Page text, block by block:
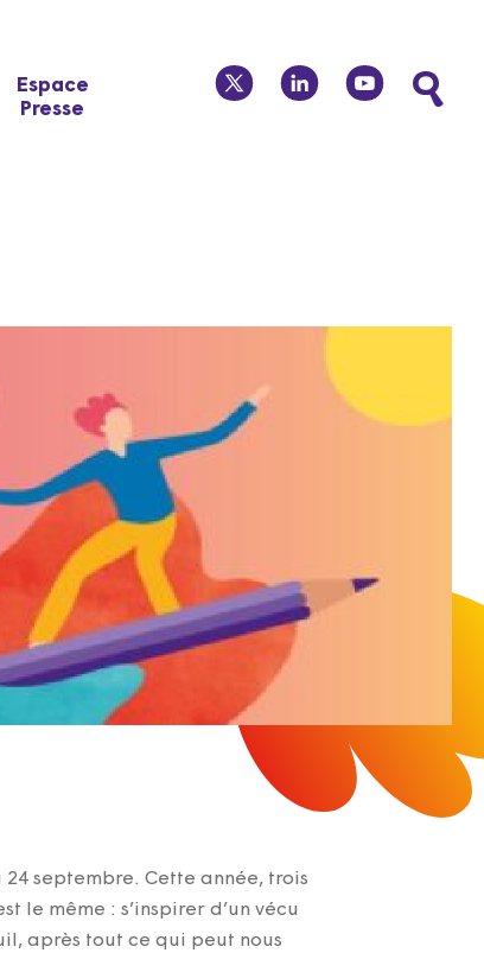
Espace
Presse
twitter linkedin youtube
septembre. Cette année, trois
le même : s’inspirer d’un vécu
après tout ce qui peut nous